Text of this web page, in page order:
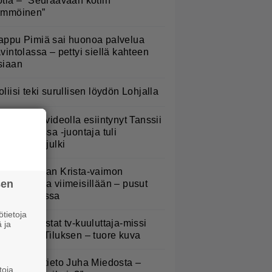
Pimiä sai huonoa palvelua
– pettyi siellä kahteen
teki surullisen löydön Lohjalla
Mysteerivideolla esiintynyt Tanssii
kanssa -juontaja tuli
julki
Katajan Krista-vaimon
viimeisillään – pusut
muistat tv-kuuluttaja-missi
Liisa Tiluksen – tuore kuva
tieto Juha Miedosta –
ja